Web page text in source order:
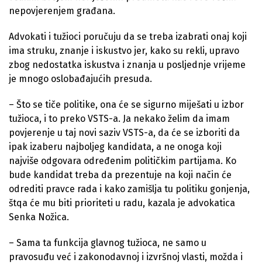
nepovjerenjem građana.
Advokati i tužioci poručuju da se treba izabrati onaj koji
ima struku, znanje i iskustvo jer, kako su rekli, upravo
zbog nedostatka iskustva i znanja u posljednje vrijeme
je mnogo oslobađajućih presuda.
– Što se tiče politike, ona će se sigurno miješati u izbor
tužioca, i to preko VSTS-a. Ja nekako želim da imam
povjerenje u taj novi saziv VSTS-a, da će se izboriti da
ipak izaberu najboljeg kandidata, a ne onoga koji
najviše odgovara određenim političkim partijama. Ko
bude kandidat treba da prezentuje na koji način će
odrediti pravce rada i kako zamišlja tu politiku gonjenja,
štqa će mu biti prioriteti u radu, kazala je advokatica
Senka Nožica.
– Sama ta funkcija glavnog tužioca, ne samo u
pravosuđu već i zakonodavnoj i izvršnoj vlasti, možda i